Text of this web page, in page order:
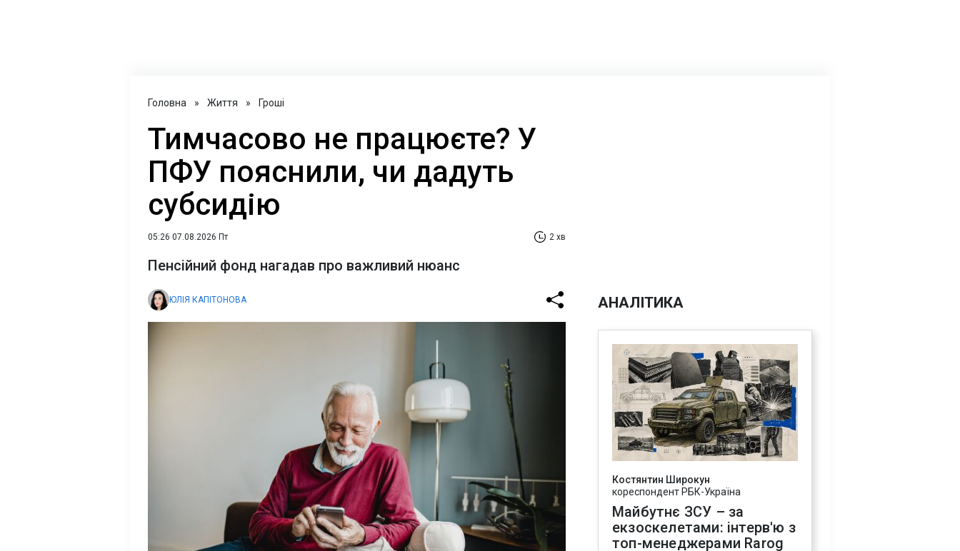
Головна » Життя » Гроші
Тимчасово не працюєте? У
ПФУ пояснили, чи дадуть
субсидію
05:26 07.08.2026 Пт 2 хв
Пенсійний фонд нагадав про важливий нюанс
ЮЛІЯ КАПІТОНОВА АНАЛІТИКА
Костянтин Широкун
кореспондент РБК-Україна
Майбутнє ЗСУ – за
екзоскелетами: інтерв'ю з
топ-менеджерами Rarog